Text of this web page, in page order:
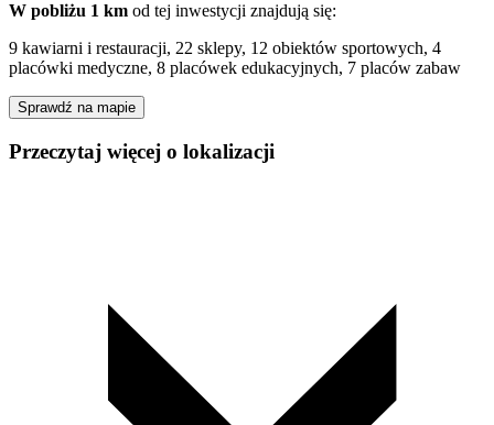
W pobliżu 1 km od tej inwestycji znajdują się:
9 kawiarni i restauracji, 22 sklepy, 12 obiektów sportowych, 4
placówki medyczne, 8 placówek edukacyjnych, 7 placów zabaw
Sprawdź na mapie
Przeczytaj więcej o lokalizacji